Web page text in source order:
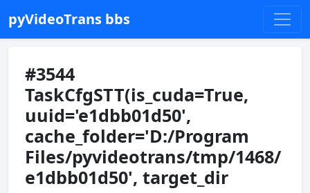
pyVideoTrans bbs
#3544
TaskCfgSTT(is_cuda=True,
uuid='e1dbb01d50',
cache_folder='D:/Program
Files/pyvideotrans/tmp/1468/
e1dbb01d50', target_dir